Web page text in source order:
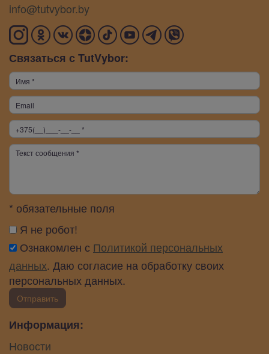
info@tutvybor.by
Связаться с TutVybor:
* обязательные поля
Я не робот!
Ознакомлен с Политикой персональных
данных. Даю согласие на обработку своих
персональных данных.
Отправить
Информация:
Новости